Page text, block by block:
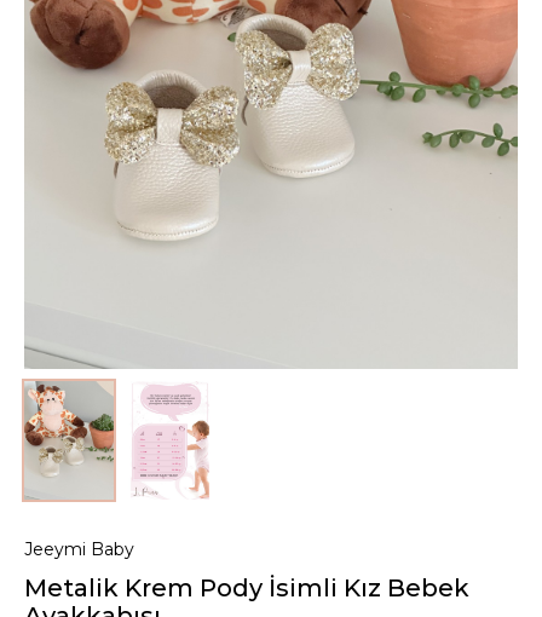
Jeeymi Baby
Metalik Krem Pody İsimli Kız Bebek